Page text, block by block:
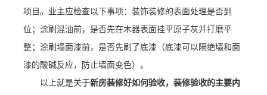
项目。业主应检查以下事项：装饰装修的表面处理是否到
位；涂刷混油前，是否先在木器表面挂平原子灰并打磨平
整；涂刷墙面漆前，是否先刷了底漆（底漆可以隔绝墙和面
漆的酸碱反应，防止墙面变色）。
以上就是关于新房装修好如何验收，装修验收的主要内